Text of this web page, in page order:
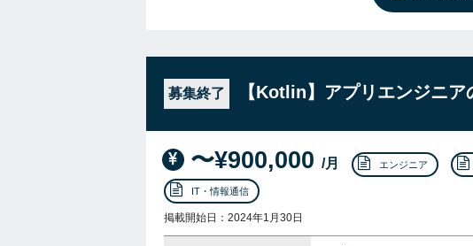
募集終了 【Kotlin】アプリエンジニア
〜¥900,000 /月 エンジニア
IT・情報通信
掲載開始日：2024年1月30日